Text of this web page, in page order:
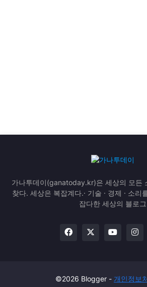
가나투데이(ganatoday.kr)은 세상의 모든
찾다. 세상은 복잡계다.· 기술 · 경제 · 소리
잡다한 세상의 블로그
©2026 Blogger - 개인정보